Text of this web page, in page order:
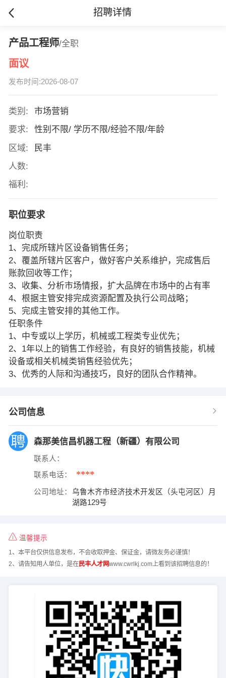
招聘详情
产品工程师/全职
面议
发布时间:2026-08-07
类别:
市场营销
要求:
性别不限/ 学历不限/经验不限/年龄
区域:
民丰
人数:
福利:
职位要求
岗位职责
1、完成所辖片区设备销售任务；
2、覆盖所辖片区客户，做好客户关系维护，完成售后
账款回收等工作；
3、收集、分析市场情报，扩大品牌在市场中的占有率
4、根据主管安排完成资源配置及执行公司战略；
5、完成主管安排的其他工作。
任职条件
1、中专或以上学历，机械或工程类专业优先；
2、1年以上的销售工作经验，有良好的销售技能，机械
设备或相关机械类销售经验优先；
3、优秀的人际和沟通技巧，良好的团队合作精神。
公司信息
森那美信昌机器工程（新疆）有限公司
联系人：
联系电话： ****
公司地址：
乌鲁木齐市经济技术开发区（头屯河区）月
湖路129号
温馨提示
1、本平台仅供信息发布，不会收取押金、保证金，请微友务必谨慎！
2、请告知用人单位，是在民丰人才网www.cwrlkj.com上看到该招聘信息的！